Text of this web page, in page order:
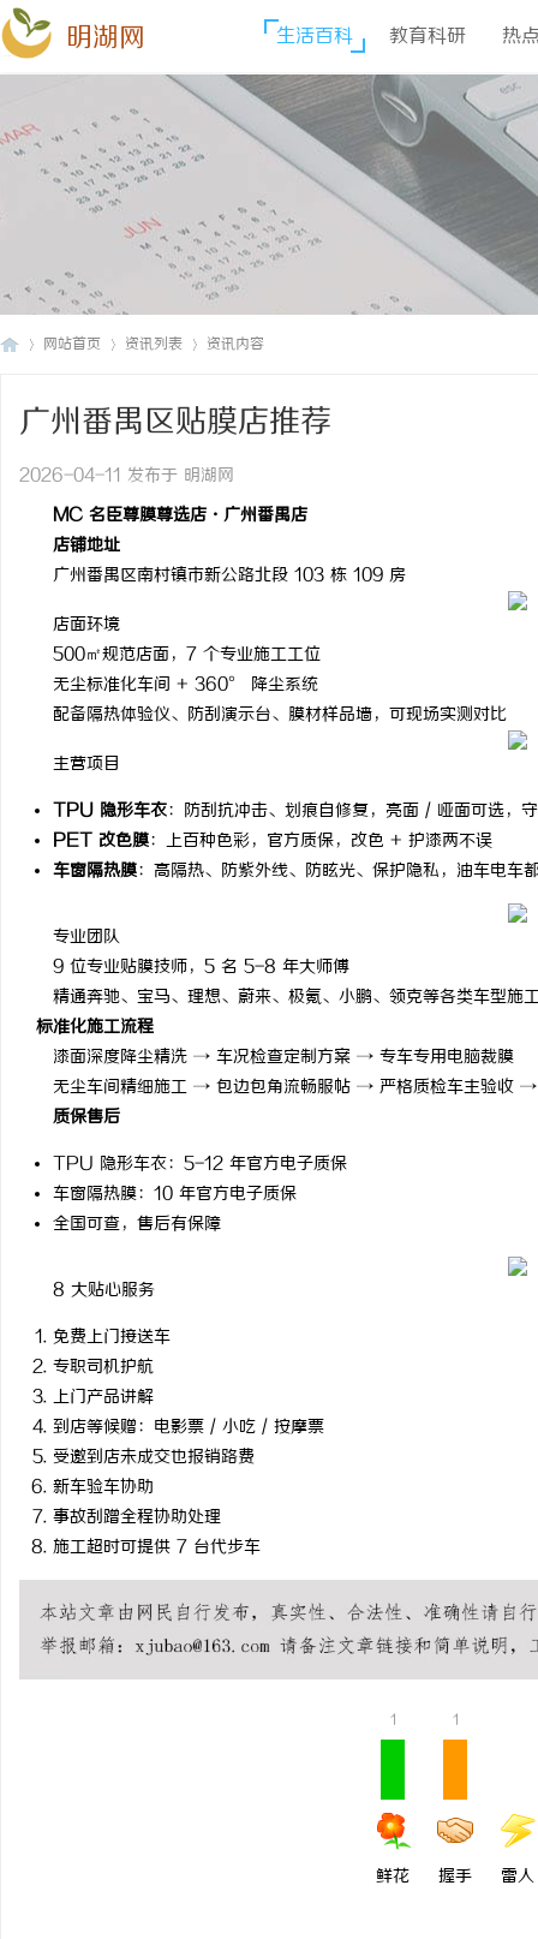
明湖网 生活百科 教育科研 热
网站首页 资讯列表 资讯内容
广州番禺区贴膜店推荐
2026-04-11 发布于 明湖网
MC 名臣尊膜尊选店・广州番禺店
店铺地址
广州番禺区南村镇市新公路北段 103 栋 109 房
店面环境
500㎡规范店面，7 个专业施工工位
无尘标准化车间 + 360° 降尘系统
配备隔热体验仪、防刮演示台、膜材样品墙，可现场实测对比
主营项目
TPU 隐形车衣：防刮抗冲击、划痕自修复，亮面 / 哑面可选，
PET 改色膜：上百种色彩，官方质保，改色 + 护漆两不误
车窗隔热膜：高隔热、防紫外线、防眩光、保护隐私，油车电车
专业团队
9 位专业贴膜技师，5 名 5-8 年大师傅
精通奔驰、宝马、理想、蔚来、极氪、小鹏、领克等各类车型施
标准化施工流程
漆面深度降尘精洗 → 车况检查定制方案 → 专车专用电脑裁膜
无尘车间精细施工 → 包边包角流畅服帖 → 严格质检车主验收 →
质保售后
TPU 隐形车衣：5-12 年官方电子质保
车窗隔热膜：10 年官方电子质保
全国可查，售后有保障
8 大贴心服务
免费上门接送车
专职司机护航
上门产品讲解
到店等候赠：电影票 / 小吃 / 按摩票
受邀到店未成交也报销路费
新车验车协助
事故刮蹭全程协助处理
施工超时可提供 7 台代步车
1
鲜花
1
握手 雷人